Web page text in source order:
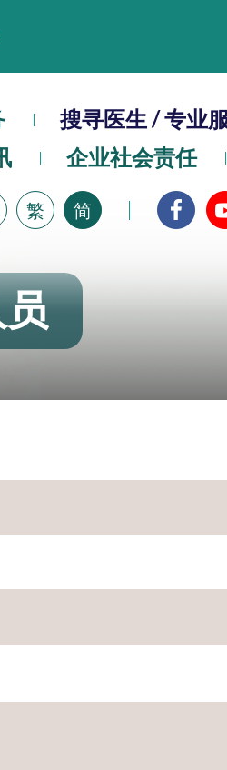
服务
能，请即下载
搜寻医生 / 专业
企业社会责任
繁 简